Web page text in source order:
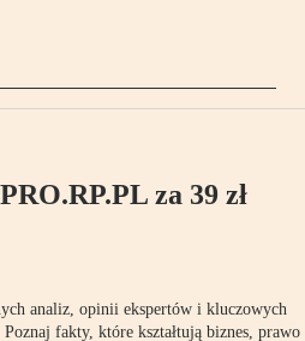
za 39 zł
analiz, opinii ekspertów i kluczowych
fakty, które kształtują biznes, prawo